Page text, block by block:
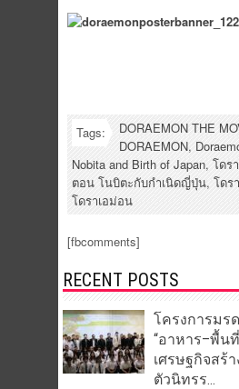
Tags: DORAEMON THE
DORAEMON,
Nobita and Birth of Japan, โดร
ตอน โนบิตะกับกำเนิดญี่ปุ่น, โดร
โดราเอม่อน
[fbcomments]
RECENT POSTS
โครงการมร
“อาหาร–พื้น
เศรษฐกิจสร้
ตัวนิทรร...